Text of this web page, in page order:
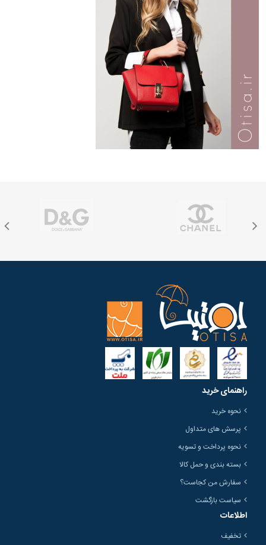
راهنمای خرید
نحوه خرید
پرسش های متداول
نحوه پرداخت و تسویه
بسته بندی و حمل کالا
سفارش من کجاست؟
سیاست بازگشت
اطلاعات
تخفیف